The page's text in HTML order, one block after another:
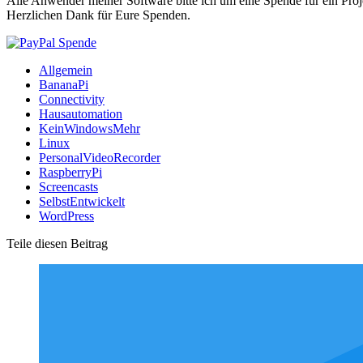
Herzlichen Dank für Eure Spenden.
Allgemein
BananaPi
Connectivity
Hausautomation
KeinWindowsMehr
Linux
PersonalVideoRecorder
RaspberryPi
Screencasts
SelbstEntwickelt
WordPress
Teile diesen Beitrag